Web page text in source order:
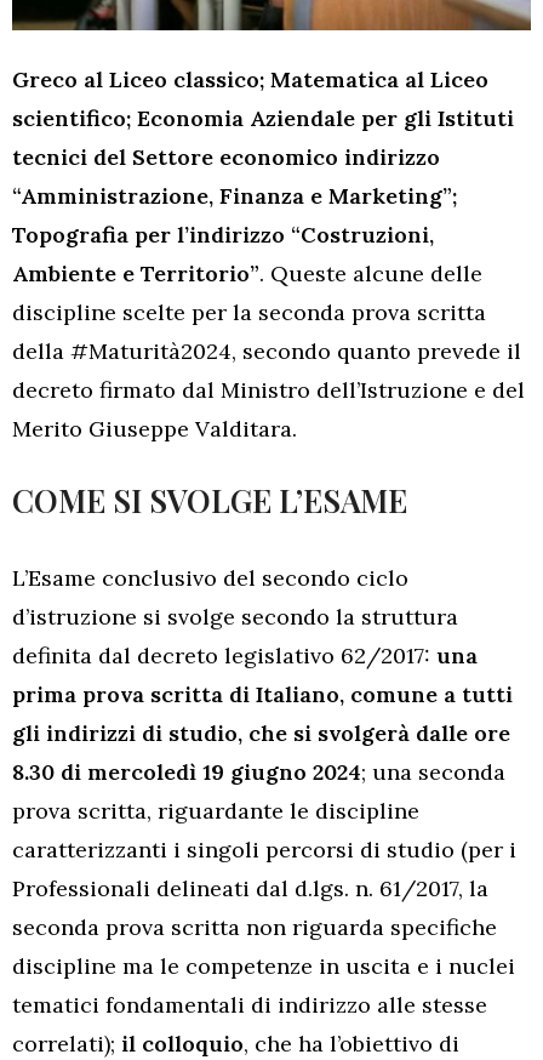
Greco al Liceo classico; Matematica al Liceo
scientifico; Economia Aziendale per gli Istituti
tecnici del Settore economico indirizzo
“Amministrazione, Finanza e Marketing”;
Topografia per l’indirizzo “Costruzioni,
Ambiente e Territorio”. Queste alcune delle
discipline scelte per la seconda prova scritta
della #Maturità2024, secondo quanto prevede il
decreto firmato dal Ministro dell’Istruzione e del
Merito Giuseppe Valditara.
COME SI SVOLGE L’ESAME
L’Esame conclusivo del secondo ciclo
d’istruzione si svolge secondo la struttura
definita dal decreto legislativo 62/2017: una
prima prova scritta di Italiano, comune a tutti
gli indirizzi di studio, che si svolgerà dalle ore
8.30 di mercoledì 19 giugno 2024; una seconda
prova scritta, riguardante le discipline
caratterizzanti i singoli percorsi di studio (per i
Professionali delineati dal d.lgs. n. 61/2017, la
seconda prova scritta non riguarda specifiche
discipline ma le competenze in uscita e i nuclei
tematici fondamentali di indirizzo alle stesse
correlati); il colloquio, che ha l’obiettivo di